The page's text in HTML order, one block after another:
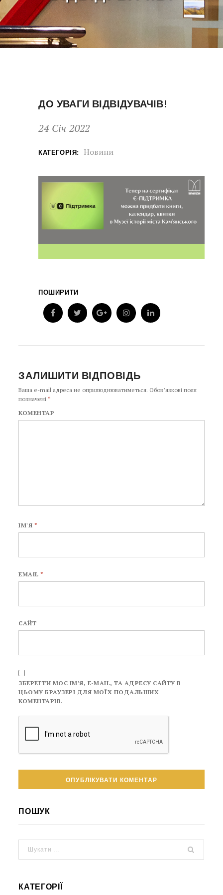
ДО УВАГИ ВІДВІДУВАЧІВ!
24 Січ 2022
КАТЕГОРІЯ: Новини
ПОШИРИТИ
ЗАЛИШИТИ ВІДПОВІДЬ
Ваша e-mail адреса не оприлюднюватиметься. Обов’язкові поля
позначені*
КОМЕНТАР
ІМ'Я *
EMAIL*
САЙТ
ЗБЕРЕГТИ МОЄ ІМ'Я, E-MAIL, ТА АДРЕСУ САЙТУ В
ЦЬОМУ БРАУЗЕРІ ДЛЯ МОЇХ ПОДАЛЬШИХ
КОМЕНТАРІВ.
ПОШУК
КАТЕГОРІЇ